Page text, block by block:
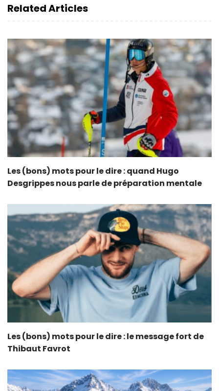
Related Articles
Les (bons) mots pour le dire : quand Hugo
Desgrippes nous parle de préparation mentale
Les (bons) mots pour le dire : le message fort de
Thibaut Favrot